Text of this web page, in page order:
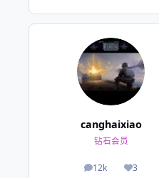
canghaixiao
钻石会员
12k
帖子 3
荣誉积分